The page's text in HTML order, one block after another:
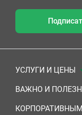
УСЛУГИ И ЦЕНЫ
Анализы
Комплексы
ВАЖНО И
Документы для